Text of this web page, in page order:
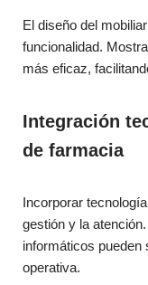
El diseño del
funcionalidad.
más eficaz,
Integración
de farmacia
Incorporar
gestión y la
informáticos pueden
operativa.